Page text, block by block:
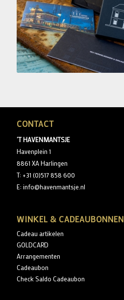
CONTACT
‘T HAVENMANTSJE
Havenplein 1
8861 XA Harlingen
T: +31 (0)517 858 600
E: info@havenmantsje.nl
WINKEL & CADEAUBONNEN
Cadeau artikelen
GOLDCARD
Arrangementen
Cadeaubon
Check Saldo Cadeaubon